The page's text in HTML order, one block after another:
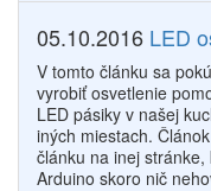
05.10.2016 LED
V tomto článku sa
vyrobiť osvetlenie
LED pásiky v našej
iných miestach.
článku na inej
Arduino skoro nič